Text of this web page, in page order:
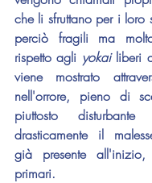
che li sfruttano per i loro
perciò fragili ma
rispetto agli yokai liberi
viene mostrato
nell'orrore, pieno di
piuttosto
drasticamente il
già presente
primari.